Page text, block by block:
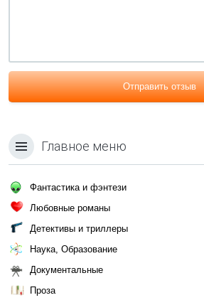
Отправить отзыв
Главное меню
Фантастика и фэнтези
Любовные романы
Детективы и триллеры
Наука, Образование
Документальные
Проза